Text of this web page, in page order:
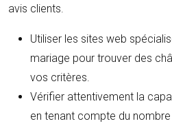
avis clients.
Utiliser les sites web
mariage pour trouver des
vos critères.
Vérifier attentivement la
en tenant compte du nombre